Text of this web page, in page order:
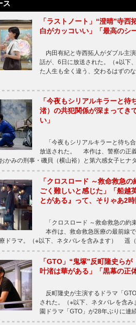
ス
「ラストノート」“澄晴”寺
白がカッコいい」「最高のシ
内田有紀と寺西拓人がダブル主
話が、6日に放送された。（※以下
た人生も全く違う、交わるはずの
「今夜もシリアルキラーと
渚）の共犯関係が深まってき
い」
「今夜もシリアルキラーと待ち
放送された。 本作は、警察の正
かみの刑事・磯貝（横山裕）と第六感女子ヒナ
「クロスロード ～救命救急
ごく難しいと感じた」「船越
とがある』って、そりゃあ2
「クロスロード ～救命救急の約
本作は、救命救急医療の最前線
ドラマ。（※以下、ネタバレを含みます） 遥
「GTO」“鬼塚”反町隆史ら
叶渚は華がある」「黒幕の正
反町隆史が主演するドラマ「
された。（※以下、ネタバレを含
園ドラマ「GTO」が28年ぶりに連